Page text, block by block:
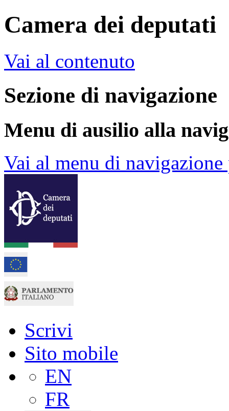
Camera dei deputati
Vai al contenuto
Sezione di navigazione
Menu di ausilio alla
Vai al menu di
Scrivi
Sito mobile
EN
FR